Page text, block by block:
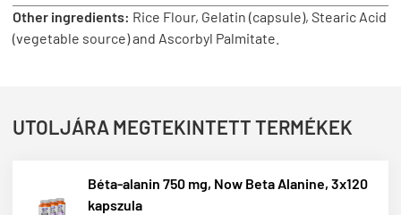
Other ingredients: Rice Flour, Gelatin (capsule), Stearic Acid
(vegetable source) and Ascorbyl Palmitate.
UTOLJÁRA MEGTEKINTETT TERMÉKEK
Béta-alanin 750 mg, Now Beta Alanine, 3x120
kapszula